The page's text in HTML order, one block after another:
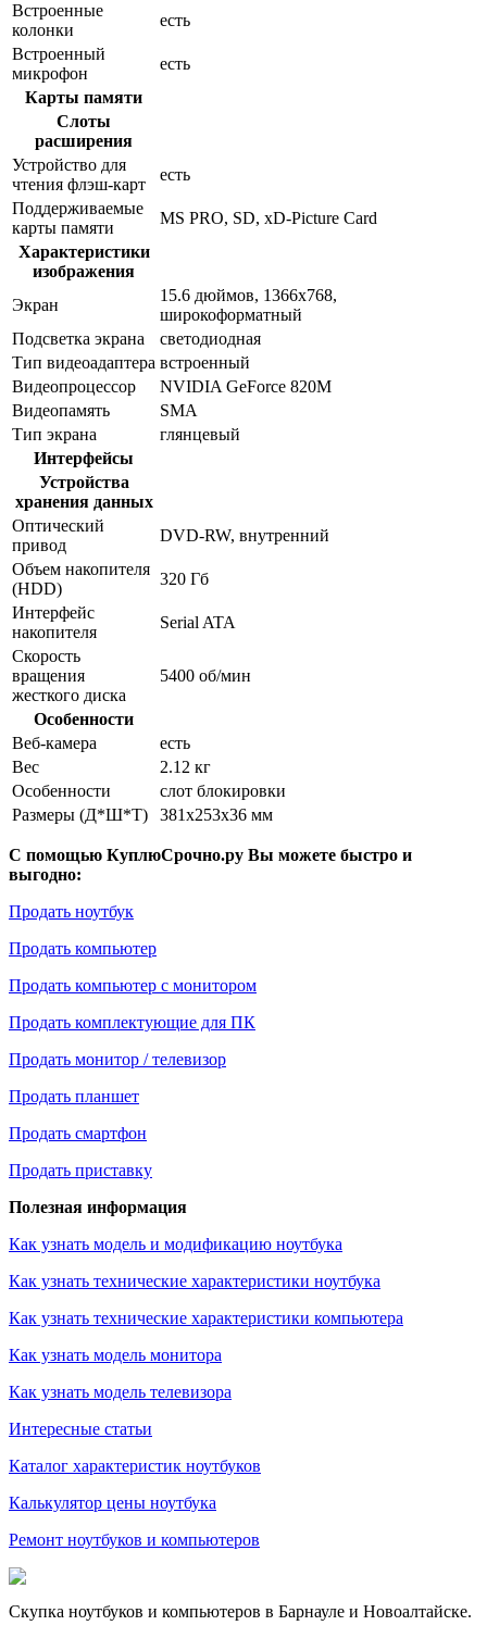
Встроенные
колонки
есть
Встроенный
микрофон
есть
Карты памяти
Слоты
расширения
Устройство для
чтения флэш-карт
есть
Поддерживаемые
карты памяти
MS PRO, SD, xD-Picture Card
Характеристики
изображения
Экран
15.6 дюймов, 1366x768,
широкоформатный
Подсветка экрана
светодиодная
Тип видеоадаптера встроенный
Видеопроцессор
NVIDIA GeForce 820M
Видеопамять
SMA
Тип экрана
глянцевый
Интерфейсы
Устройства
хранения данных
Оптический
привод
DVD-RW, внутренний
Объем накопителя
(HDD)
320 Гб
Интерфейс
накопителя
Serial ATA
Скорость
вращения
жесткого диска
5400 об/мин
Особенности
Веб-камера
есть
Вес
2.12 кг
Особенности
слот блокировки
Размеры (Д*Ш*Т)
381x253x36 мм
С помощью КуплюСрочно.ру Вы можете быстро и
выгодно:
Продать ноутбук
Продать компьютер
Продать компьютер с монитором
Продать комплектующие для ПК
Продать монитор / телевизор
Продать планшет
Продать смартфон
Продать приставку
Полезная информация
Как узнать модель и модификацию ноутбука
Как узнать технические характеристики ноутбука
Как узнать технические характеристики компьютера
Как узнать модель монитора
Как узнать модель телевизора
Интересные статьи
Каталог характеристик ноутбуков
Калькулятор цены ноутбука
Ремонт ноутбуков и компьютеров
Скупка ноутбуков и компьютеров в Барнауле и Новоалтайске.